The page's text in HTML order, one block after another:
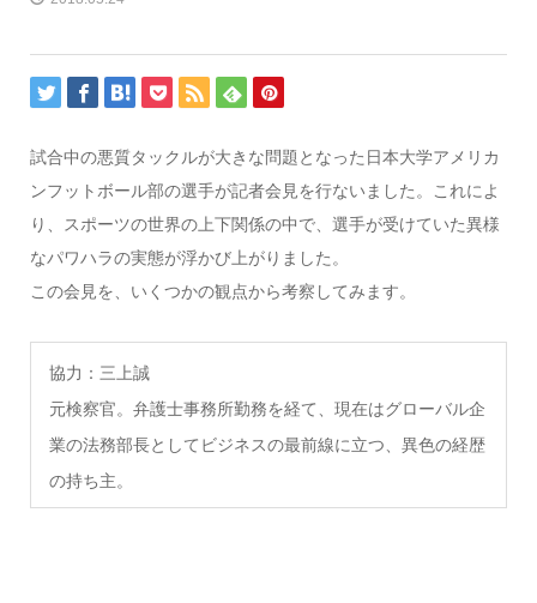
試合中の悪質タックルが大きな問題となった日本大学アメリカ
ンフットボール部の選手が記者会見を行ないました。これによ
り、スポーツの世界の上下関係の中で、選手が受けていた異様
なパワハラの実態が浮かび上がりました。
この会見を、いくつかの観点から考察してみます。
協力：三上誠
元検察官。弁護士事務所勤務を経て、現在はグローバル企
業の法務部長としてビジネスの最前線に立つ、異色の経歴
の持ち主。